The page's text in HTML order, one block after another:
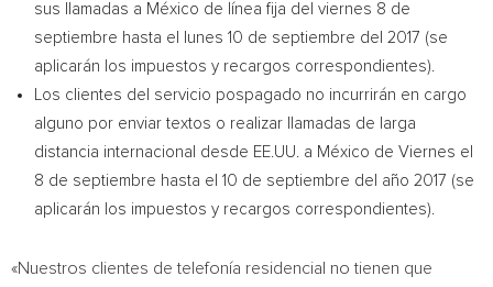
sus llamadas a México de línea fija del viernes 8 de
septiembre hasta el lunes 10 de septiembre del 2017 (se
aplicarán los impuestos y recargos correspondientes).
Los clientes del servicio pospagado no incurrirán en cargo
alguno por enviar textos o realizar llamadas de larga
distancia internacional desde EE.UU. a México de Viernes el
8 de septiembre hasta el 10 de septiembre del año 2017 (se
aplicarán los impuestos y recargos correspondientes).
«Nuestros clientes de telefonía residencial no tienen que